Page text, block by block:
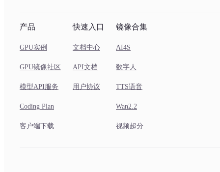
产品
GPU实例
GPU镜像社区
模型API服务
Coding Plan
客户端下载
快速入口
文档中心
API文档
用户协议
镜像合集
AI4S
数字人
TTS语音
Wan2.2
视频超分